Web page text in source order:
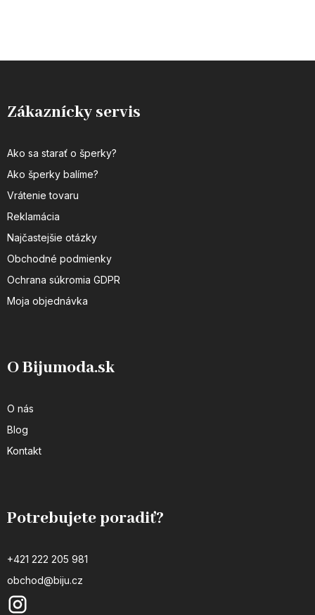
Zákaznícky servis
Ako sa starať o šperky?
Ako šperky balíme?
Vrátenie tovaru
Reklamácia
Najčastejšie otázky
Obchodné podmienky
Ochrana súkromia GDPR
Moja objednávka
O Bijumoda.sk
O nás
Blog
Kontakt
Potrebujete poradiť?
+421 222 205 981
obchod@biju.cz